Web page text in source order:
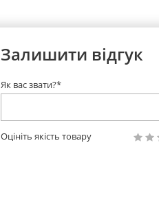
Залишити відгук
Як вас звати?*
Оцініть якість товару